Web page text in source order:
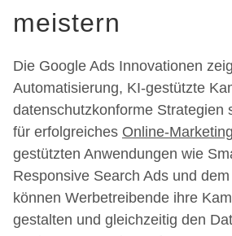
meistern
Die Google Ads Innovationen
Automatisierung, KI-gestützte
datenschutzkonforme Strategien
für erfolgreiches Online-Marketing
gestützten Anwendungen wie
Responsive Search Ads und
können Werbetreibende ihre
gestalten und gleichzeitig den